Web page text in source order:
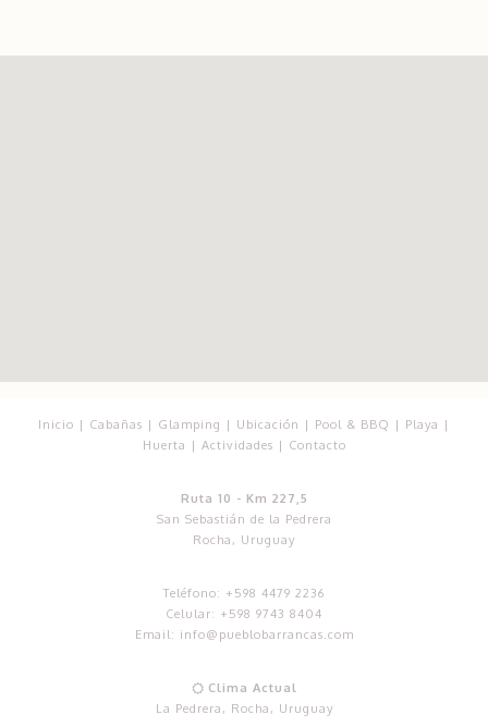
Inicio | Cabañas | Glamping | Ubicación | Pool & BBQ | Playa |
Huerta | Actividades | Contacto
Ruta 10 - Km 227,5
San Sebastián de la Pedrera
Rocha, Uruguay
Teléfono: +598 4479 2236
Celular: +598 9743 8404
Email: info@pueblobarrancas.com
 Clima Actual
La Pedrera, Rocha, Uruguay